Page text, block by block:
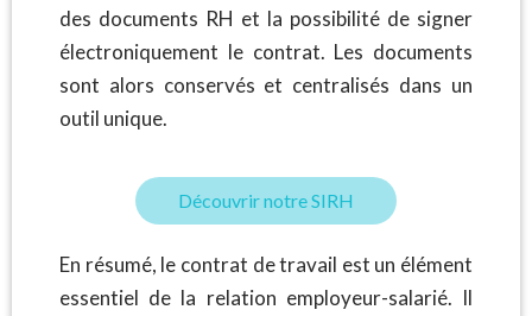
des documents RH et la possibilité de signer
électroniquement le contrat. Les documents
sont alors conservés et centralisés dans un
outil unique.
Découvrir notre SIRH
En résumé, le contrat de travail est un élément
essentiel de la relation employeur-salarié. Il